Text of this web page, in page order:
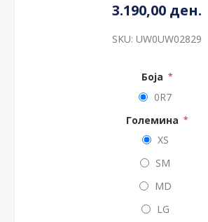
3.190,00 ден.
SKU: UW0UW02829
Боја *
0R7
Големина *
XS
SM
MD
LG